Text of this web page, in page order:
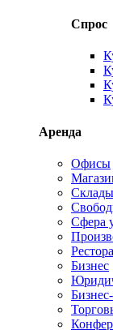
Спрос
Аренда
Офисы
Склады
Сфера
Бизнес